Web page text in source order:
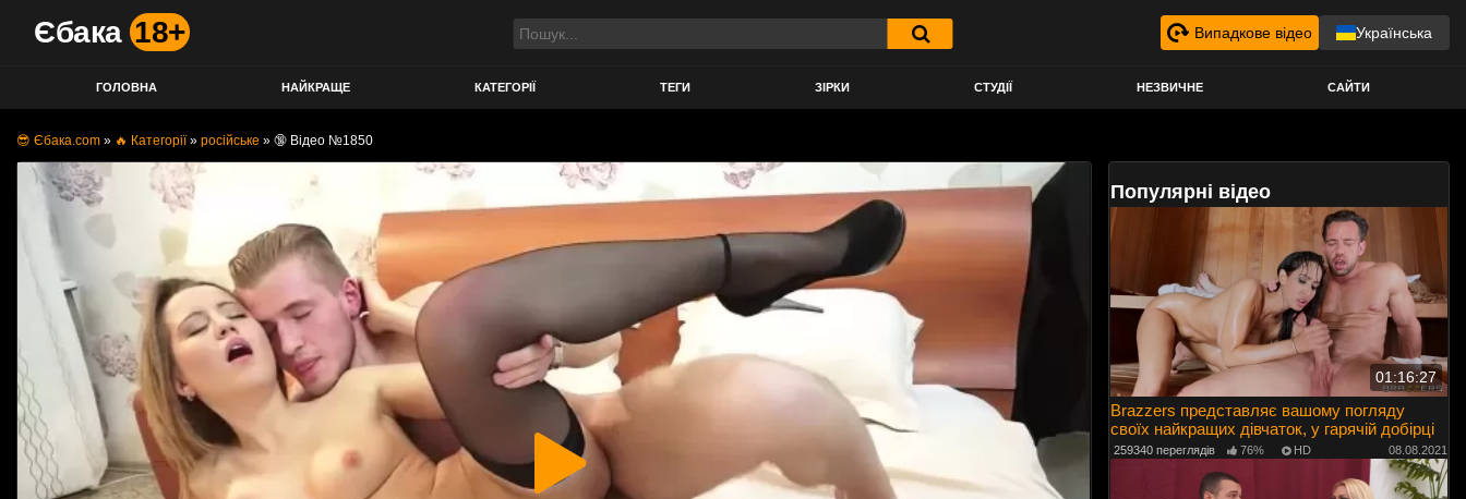
Єбака 18+ Випадкове відео Українська
ГОЛОВНА НАЙКРАЩЕ КАТЕГОРІЇ ТЕГИ ЗІРКИ СТУДІЇ НЕЗВИЧНЕ САЙТИ
😎 Єбака.com » 🔥 Категорії» російське » 🔞 Відео №1850
Популярні відео
01:16:27
Brazzers представляє вашому погляду
своїх найкращих дівчаток, у гарячій добірці
259340 переглядів 76% HD 08.08.2021